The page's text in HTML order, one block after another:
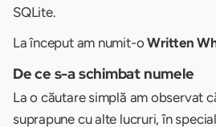
SQLite.
La început am numit-oWritten
De ce s-a schimbat numele
La o căutare simplă am observat
suprapune cu alte lucruri, în